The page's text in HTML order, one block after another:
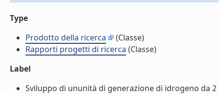
Type
Prodotto della ricerca
(Classe)
Rapporti progetti di ricerca (Classe)
Label
Sviluppo di ununità di generazione di idrogeno da